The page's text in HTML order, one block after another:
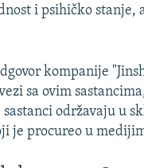
i psihičko stanje,
kompanije
sa ovim
održavaju u
je procureo u